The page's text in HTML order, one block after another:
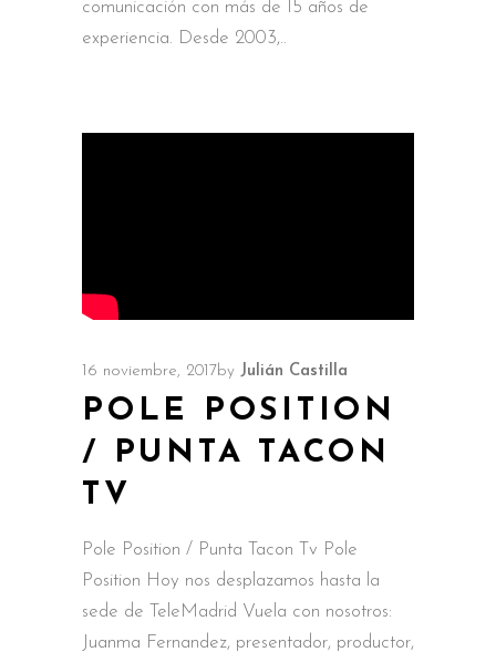
comunicación con más de 15 años de
experiencia. Desde 2003,
16 noviembre, 2017by Julián Castilla
POLE POSITION
/ PUNTA TACON
TV
Pole Position / Punta Tacon Tv Pole
Position Hoy nos desplazamos hasta la
sede de TeleMadrid Vuela con nosotros:
Juanma Fernandez, presentador, productor,